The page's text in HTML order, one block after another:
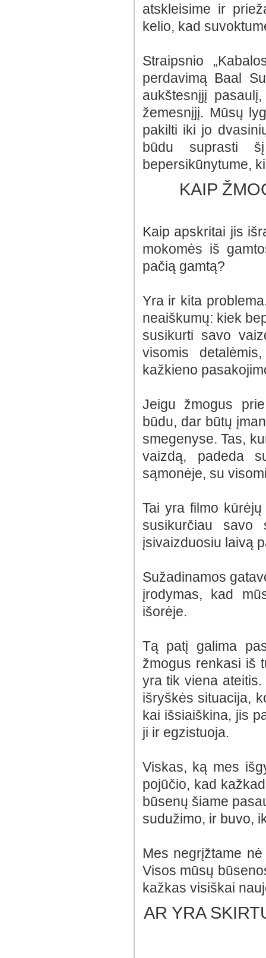
atskleisime ir
kelio, kad
Straipsnio
perdavimą Baal
aukštesnįjį
žemesnįjį. Mūsų
pakilti iki jo
būdu suprasti
bepersikūnytume,
KAIP
Kaip apskritai jis
mokomės iš
pačią gamtą?
Yra ir kita
neaiškumų: kiek
susikurti savo
visomis
kažkieno
Jeigu žmogus
būdu, dar būtų
smegenyse. Tas,
vaizdą, padeda
sąmonėje, su
Tai yra filmo
susikurčiau savo
įsivaizduosiu laivą
Sužadinamos
įrodymas, kad
išorėje.
Tą patį galima
žmogus renkasi iš
yra tik viena
išryškės situacija,
kai išsiaiškina, jis
ji ir egzistuoja.
Viskas, ką mes
pojūčio, kad
būsenų šiame
sudužimo, ir buvo,
Mes negrįžtame
Visos mūsų
kažkas visiškai
AR YRA